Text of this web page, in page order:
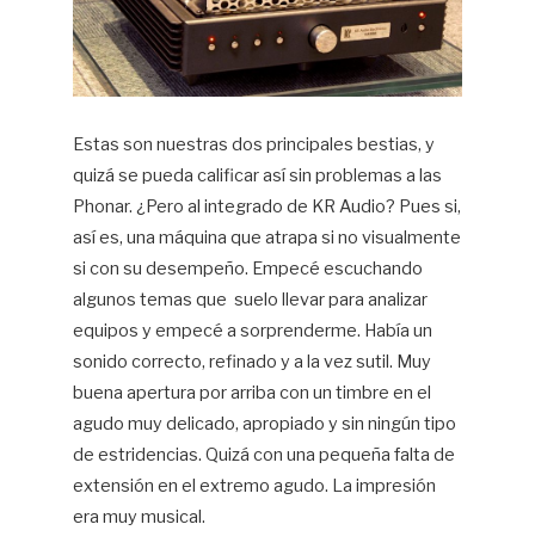
Estas son nuestras dos principales bestias, y
quizá se pueda calificar así sin problemas a las
Phonar. ¿Pero al integrado de KR Audio? Pues si,
así es, una máquina que atrapa si no visualmente
si con su desempeño. Empecé escuchando
algunos temas que suelo llevar para analizar
equipos y empecé a sorprenderme. Había un
sonido correcto, refinado y a la vez sutil. Muy
buena apertura por arriba con un timbre en el
agudo muy delicado, apropiado y sin ningún tipo
de estridencias. Quizá con una pequeña falta de
extensión en el extremo agudo. La impresión
era muy musical.